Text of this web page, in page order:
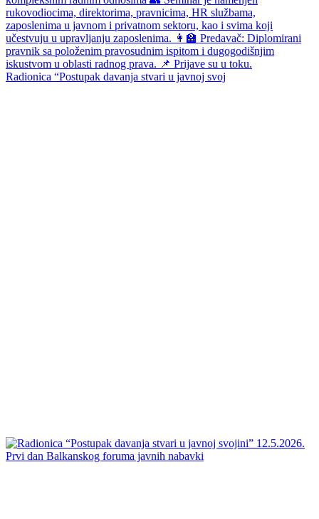
Radionica “Postupak davanja stvari u javnoj svoj
Prvi dan Balkanskog foruma javnih nabavki